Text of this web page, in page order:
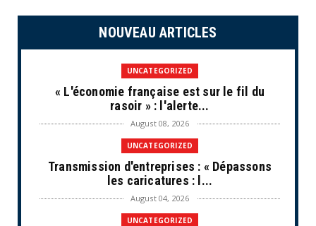
NOUVEAU ARTICLES
UNCATEGORIZED
« L'économie française est sur le fil du
rasoir » : l'alerte...
August 08, 2026
UNCATEGORIZED
Transmission d'entreprises : « Dépassons
les caricatures : l...
August 04, 2026
UNCATEGORIZED